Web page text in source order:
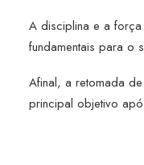
A disciplina e a
fundamentais para o
Afinal, a retomada
principal objetivo